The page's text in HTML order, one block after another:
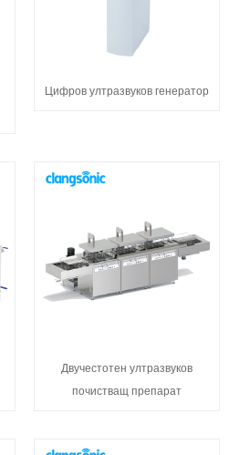
Цифров ултразвуков генератор
Двучестотен ултразвуков
почистващ препарат